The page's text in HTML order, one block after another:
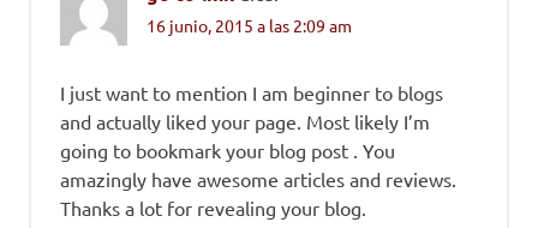
16 junio, 2015 a las 2:09 am
I just want to mention I am beginner to blogs
and actually liked your page. Most likely I’m
going to bookmark your blog post . You
amazingly have awesome articles and reviews.
Thanks a lot for revealing your blog.